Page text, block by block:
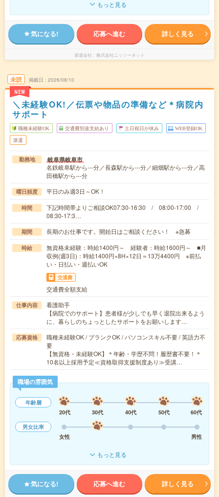
もっと見る
気になる! 応募へ進む 詳しく見る
派遣会社 株式会社ニッソーネット
未読
NEW
掲載日 2026/08/10
＼未経験OK!／伝票や物品の準備など＊病院内
サポート
職種未経験OK 交通費別途支給あり 土日祝日が休み WEB登録OK
派遣
勤務地 岐阜県岐阜市
名鉄岐阜駅から---分／長森駅から---分／細畑駅から---分／高
田橋駅から---分
曜日頻度 平日のみ週3日～OK！
時間
下記時間帯よりご相談OK07:30-16:30 / 08:00-17:00 /
08:30-17:3…
期間 長期のお仕事です。開始日はご相談ください！ ※急募
時給
無資格未経験：時給1400円～ 経験者：時給1600円～ ■月
収例(週3日)：時給1400円×8H×12日＝13万4400円 ※前払
い・日払い・週払いOK
交通費
交通費全額支給
仕事内容
看護助手
【病院でのサポート】患者様が少しでも早く退院出来るよう
に、暮らしのちょっとしたサポートをお願いします…
応募資格
職種未経験OK / ブランクOK / パソコンスキル不要 / 英語力不
要
【無資格・未経験OK】＊年齢・学歴不問！履歴書不要！＊
10名以上採用予定≪資格取得支援制度あり≫受講…
職場の雰囲気
年齢層
20代
30代 40代 50代
60代
男女比率
女性
男性
もっと見る
気になる! 応募へ進む 詳しく見る